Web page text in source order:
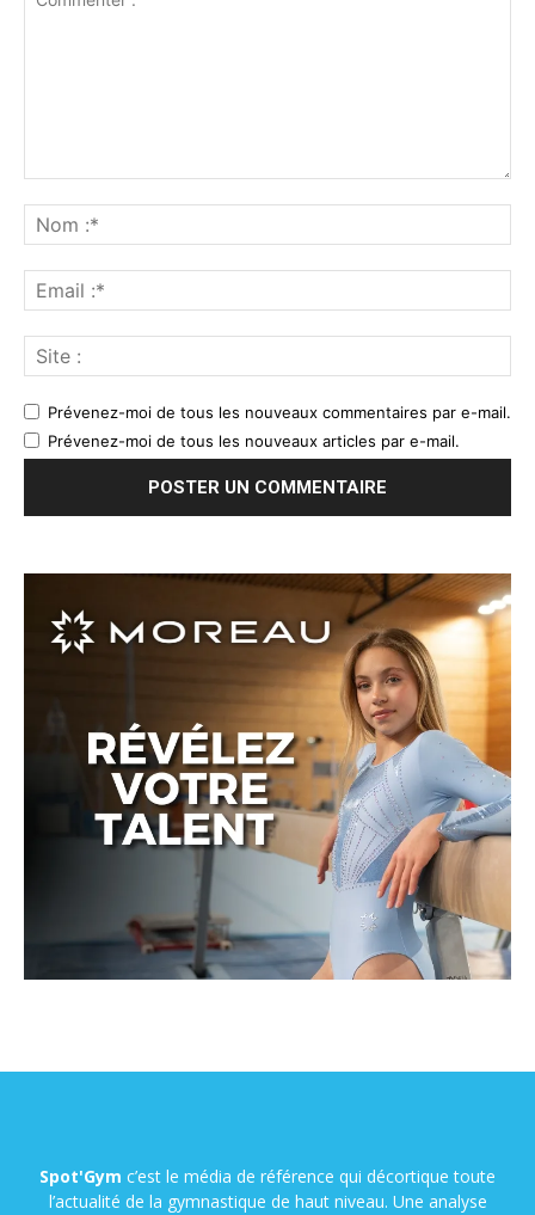
Prévenez-moi de tous les nouveaux commentaires par e-mail.
Prévenez-moi de tous les nouveaux articles par e-mail.
Spot'Gym c’est le média de référence qui décortique toute
l’actualité de la gymnastique de haut niveau. Une analyse